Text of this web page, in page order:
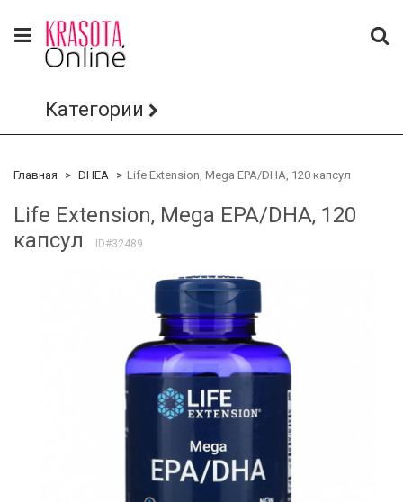
Категории
Главная DHEA Life Extension, Mega EPA/DHA, 120 капсул
Life Extension, Mega EPA/DHA, 120
капсул
ID#32489